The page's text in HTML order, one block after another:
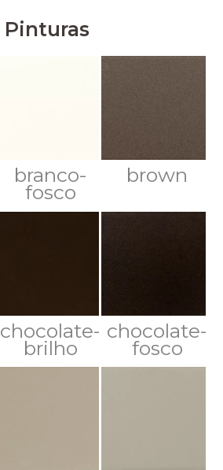
Pinturas
branco-
fosco
brown
chocolate-
brilho
chocolate-
fosco